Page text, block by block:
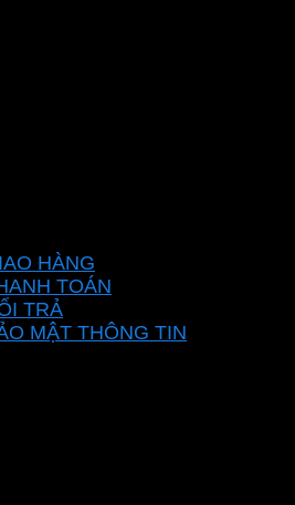
HÀNG
TOÁN
TRẢ
MẬT THÔNG TIN